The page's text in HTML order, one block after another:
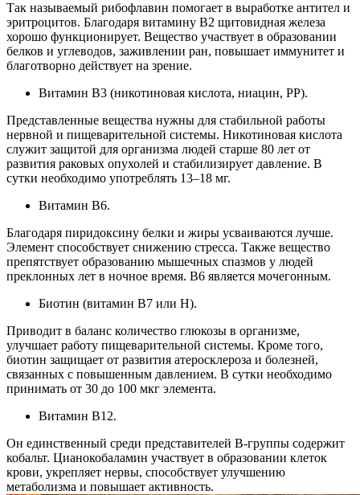
Так называемый рибофлавин помогает в выработке антител и
эритроцитов. Благодаря витамину В2 щитовидная железа
хорошо функционирует. Вещество участвует в образовании
белков и углеводов, заживлении ран, повышает иммунитет и
благотворно действует на зрение.
Витамин В3 (никотиновая кислота, ниацин, РР).
Представленные вещества нужны для стабильной работы
нервной и пищеварительной системы. Никотиновая кислота
служит защитой для организма людей старше 80 лет от
развития раковых опухолей и стабилизирует давление. В
сутки необходимо употреблять 13–18 мг.
Витамин В6.
Благодаря пиридоксину белки и жиры усваиваются лучше.
Элемент способствует снижению стресса. Также вещество
препятствует образованию мышечных спазмов у людей
преклонных лет в ночное время. В6 является мочегонным.
Биотин (витамин В7 или Н).
Приводит в баланс количество глюкозы в организме,
улучшает работу пищеварительной системы. Кроме того,
биотин защищает от развития атеросклероза и болезней,
связанных с повышенным давлением. В сутки необходимо
принимать от 30 до 100 мкг элемента.
Витамин В12.
Он единственный среди представителей В-группы содержит
кобальт. Цианокобаламин участвует в образовании клеток
крови, укрепляет нервы, способствует улучшению
метаболизма и повышает активность.